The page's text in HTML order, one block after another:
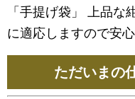
「手提げ袋」 上品な
に適応しますので安心
ただいまの